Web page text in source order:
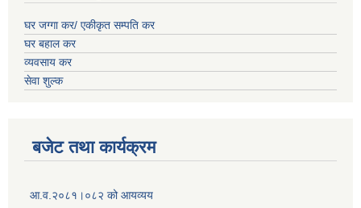
घर जग्गा कर/ एकीकृत सम्पति कर
घर बहाल कर
व्यवसाय कर
सेवा शुल्क
बजेट तथा कार्यक्रम
आ.व.२०८१।०८२ को आयव्यय